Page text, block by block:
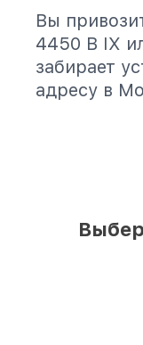
Вы
4450 B IX
забирает
адресу в